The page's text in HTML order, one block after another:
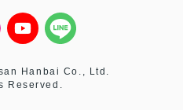
Hanbai Co., Ltd.
Reserved.